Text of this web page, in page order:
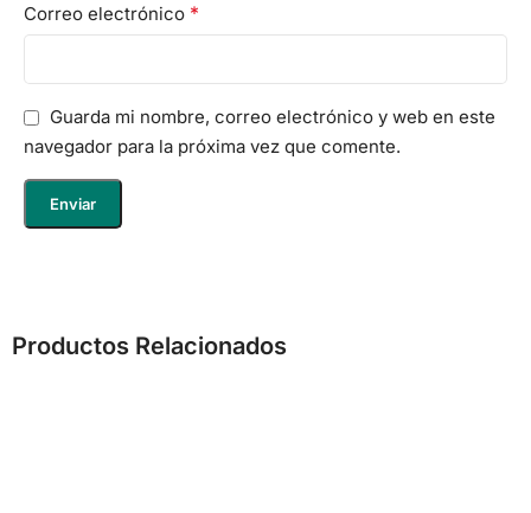
Correo electrónico *
Guarda mi nombre, correo electrónico y web en este
navegador para la próxima vez que comente.
Productos Relacionados